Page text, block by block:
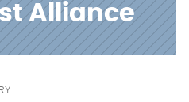
Alliance